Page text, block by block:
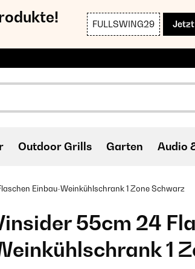
FULLSWING29 Jetzt
Outdoor Grills Garten Audio
Einbau-Weinkühlschrank 1 Zone Schwarz
55cm 24
1